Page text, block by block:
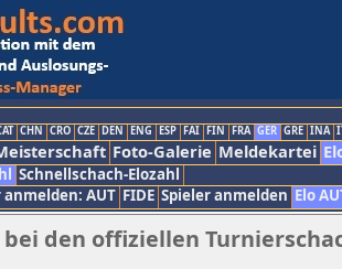
CHN CRO CZE DEN ENG ESP FAI FIN FRA GER GRE INA
Foto-Galerie Meldekartei
Schnellschach-Elozahl
AUT FIDE Spieler anmelden Elo
den offiziellen